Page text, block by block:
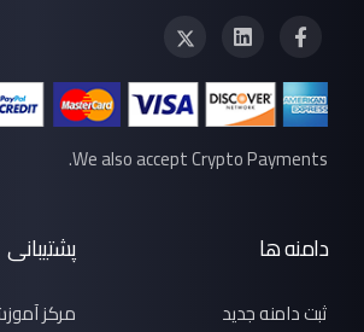
We also accept Crypto Payments.
دامنه ها
ثبت دامنه جدید
پشتیبانی
مرکز